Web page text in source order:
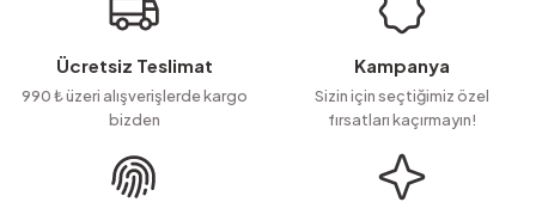
Ürün resmi kalitesiz, bozuk veya görüntülenemiyor.
Ürün açıklamasında eksik bilgiler bulunuyor.
Ürün bilgilerinde hatalar bulunuyor.
Ürün fiyatı diğer sitelerden daha pahalı.
Bu ürüne benzer farklı alternatifler olmalı.
Ücretsiz Teslimat
990 ₺ üzeri alışverişlerde kargo
bizden
Kampanya
Sizin için seçtiğimiz özel
fırsatları kaçırmayın!